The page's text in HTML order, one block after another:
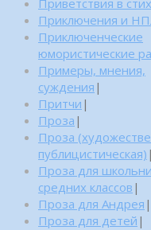
Приветствия в
Приключения и
Приключенческие
юмористические
Примеры, мнения,
суждения |
Притчи |
Проза |
Проза
публицистическая) |
Проза для
средних классов |
Проза для Андрея |
Проза для детей |